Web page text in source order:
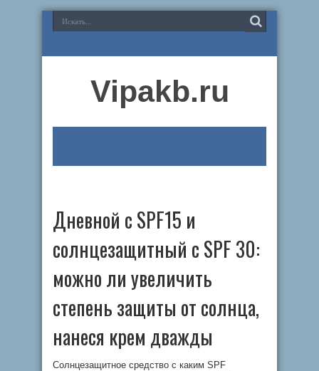
Vipakb.ru
Дневной с SPF15 и
солнцезащитный с SPF 30:
можно ли увеличить
степень защиты от солнца,
нанеся крем дважды
Солнцезащитное средство с каким SPF